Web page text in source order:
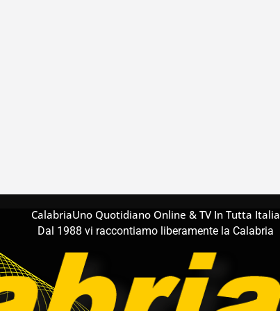
CalabriaUno Quotidiano Online & TV In Tutta Italia
Dal 1988 vi raccontiamo liberamente la Calabria